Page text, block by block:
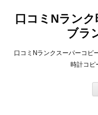
口コミNラン
ブラ
口コミNランクスーパーコピ
時計コピ